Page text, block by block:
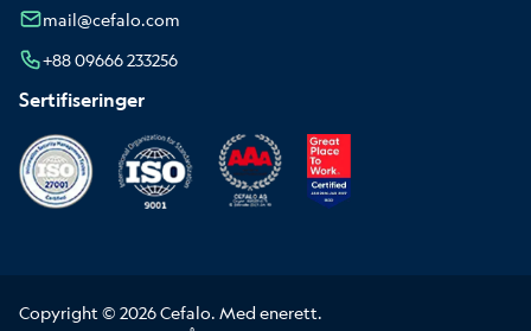
mail@cefalo.com
+88 09666 233256
Sertifiseringer
Copyright © 2026 Cefalo. Med enerett.